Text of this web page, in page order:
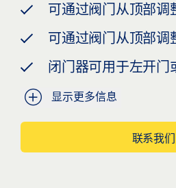
可通过阀门从顶部调
可通过阀门从顶部调
闭门器可用于左开门
显示更多信息
联系我们